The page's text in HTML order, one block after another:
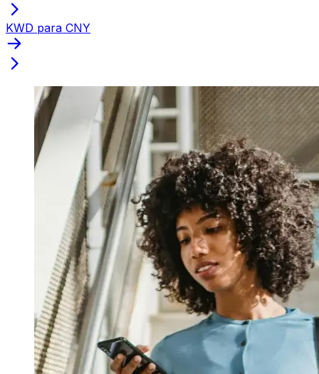
KWD para CNY